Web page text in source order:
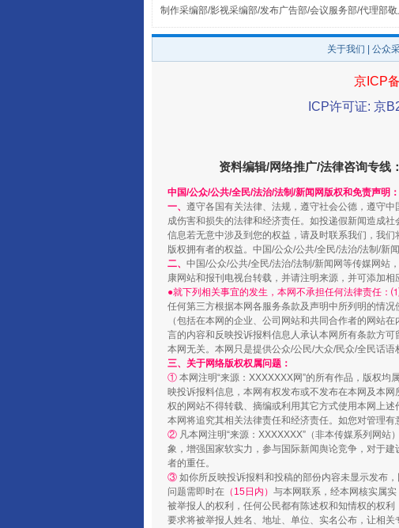
解纷+调解+退费，一次搞定
站台名比不上好声名
制作采编部/影视采编部/发布广告部/会议服务部/代理部敬
关于我们 公众
京ICP
ICP许可证: 京
资料编辑/网络推广/法律咨询专线：
中国/公众/公共/全民/法治/法制/新闻网版权和免责声明：
一、 遵守各国有关法律、法规，遵守社会公德，遵守
成伤害和损失的法律和经济责任。如投递假新闻造成
信息若无意中涉及到您的权益，请及时联系我们，我
版权拥有者的权益。中国/公众/公共/全民/法治/法制/新
二、 中国/公众/公共/全民/法治/法制/新闻网等传媒网站
康网站和报刊电视台转载，并请注明来源，并可添加相
●就下列相关事宜的发生，本网不承担任何法律责任：
任何第三方根据本网各服务条款及声明中所列明的情
（包括在本网的企业、公司网站和共同合作者的网站在
言的内容和反映投诉报料信息人承认本网所有条款方
本网无关。本网只是提供公众/公民/大众/民众/全民话
三、关于网络版权权属问题：
① 本网注明“来源：XXXXXXX网”的所有作品，版权
映投诉报料信息，本网有权发布或不发布在本网及本
权的网站不得转载、摘编或利用其它方式使用本网上
本网将追究其相关法律责任和经济责任。如您对管理有
② 凡本网注明“来源：XXXXXXX”（非本传媒系列网
象，增强国家软实力，参与国际新闻舆论竞争，对于
者的重任。
③ 如你所反映投诉报料和投稿的部份内容未显示发布
问题需即时在 （15日内） 与本网联系，经本网核实属
被举报人的权利，任何公民都有陈述权和知情权的权利
要求将被举报人姓名、地址、单位、实名公布，让相